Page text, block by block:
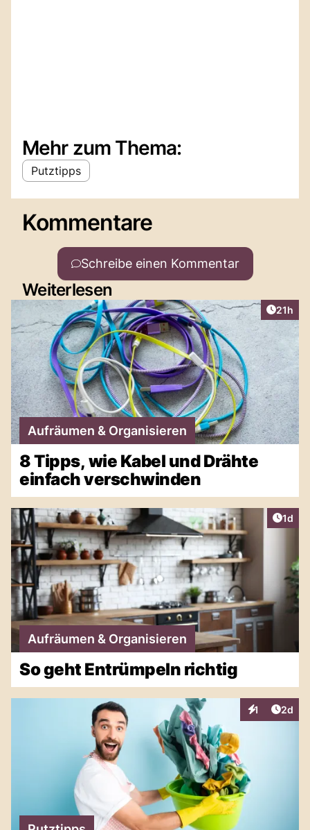
Mehr zum Thema:
Putztipps
Kommentare
Schreibe einen Kommentar
Weiterlesen
Artikel
21h
Aufräumen & Organisieren
8 Tipps, wie Kabel und Drähte
einfach verschwinden
1d
Aufräumen & Organisieren
So geht Entrümpeln richtig
1
Interaktionen
2d